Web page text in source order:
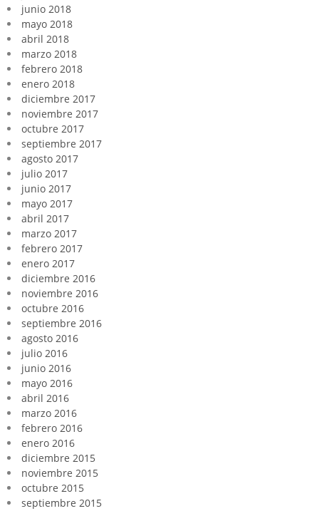
junio 2018
mayo 2018
abril 2018
marzo 2018
febrero 2018
enero 2018
diciembre 2017
noviembre 2017
octubre 2017
septiembre 2017
agosto 2017
julio 2017
junio 2017
mayo 2017
abril 2017
marzo 2017
febrero 2017
enero 2017
diciembre 2016
noviembre 2016
octubre 2016
septiembre 2016
agosto 2016
julio 2016
junio 2016
mayo 2016
abril 2016
marzo 2016
febrero 2016
enero 2016
diciembre 2015
noviembre 2015
octubre 2015
septiembre 2015